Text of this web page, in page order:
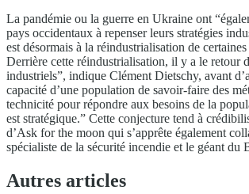
La pandémie ou la guerre en Ukraine ont
pays occidentaux à repenser leurs stratégies
est désormais à la réindustrialisation de
Derrière cette réindustrialisation, il y a le retour
industriels”, indique Clément Dietschy, avant
capacité d’une population de savoir-faire des
technicité pour répondre aux besoins de la
est stratégique.” Cette conjecture tend à
d’Ask for the moon qui s’apprête également
spécialiste de la sécurité incendie et le géant du
Autres articles